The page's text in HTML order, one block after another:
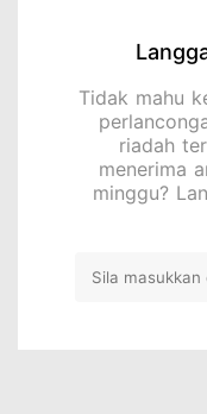
Tidak mahu
riadah
menerima
minggu?